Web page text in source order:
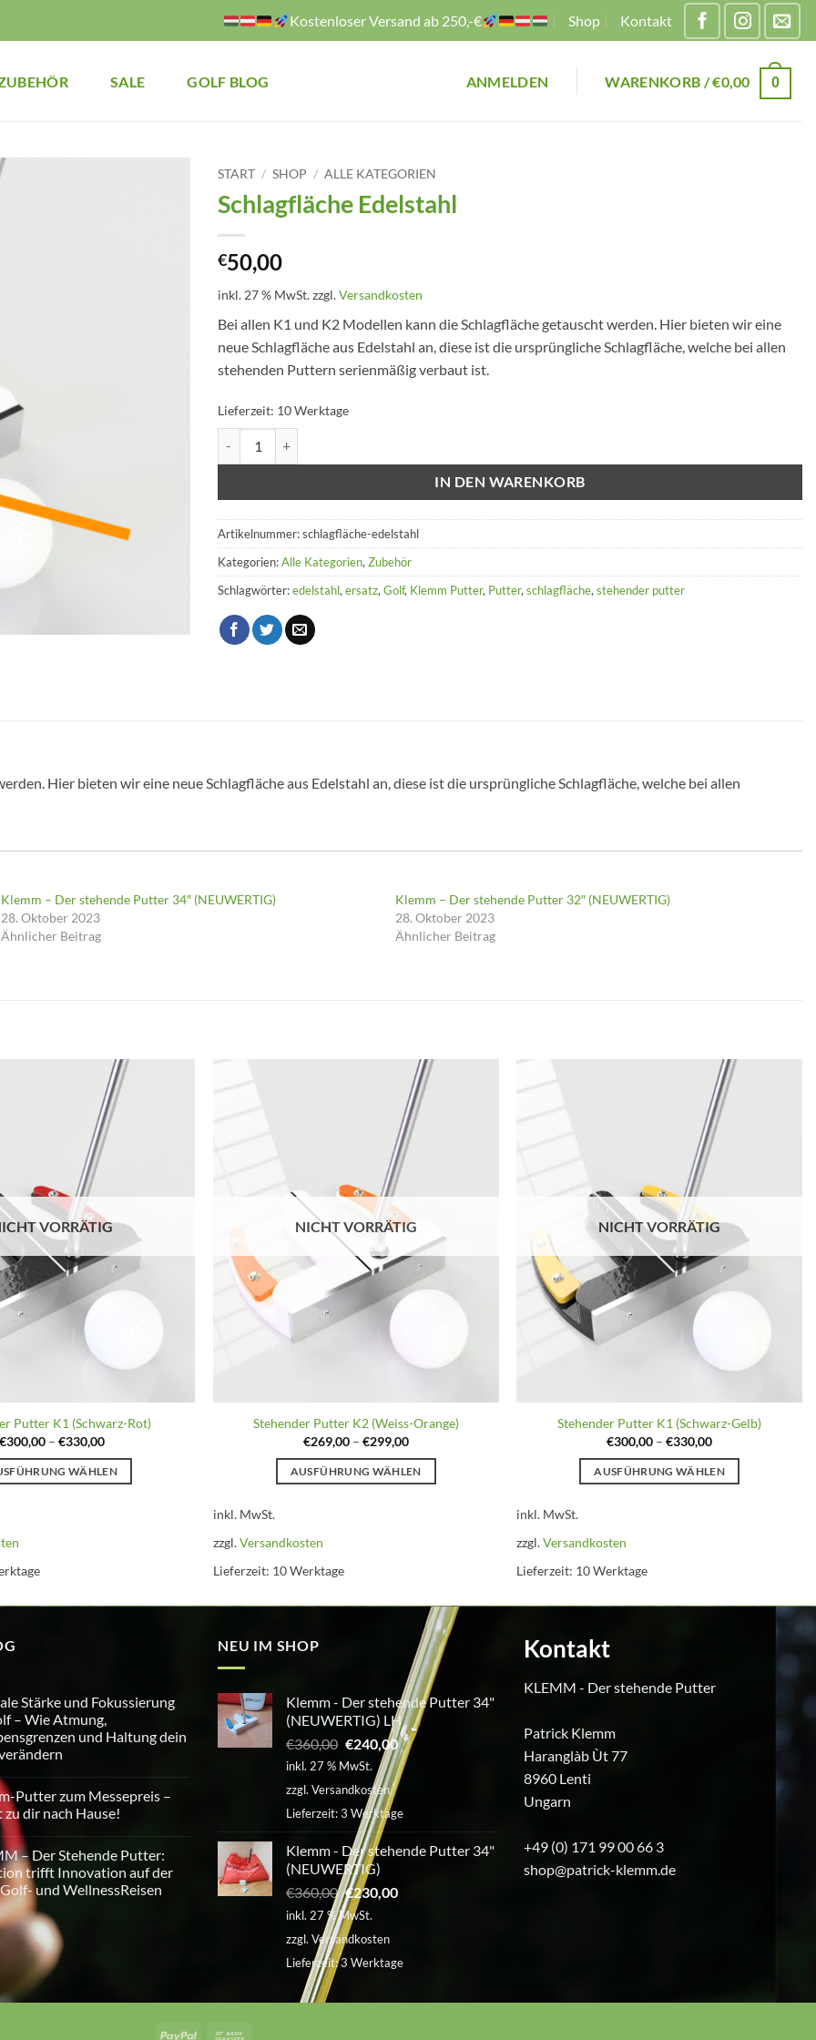
Kostenloser Versand ab 250,-€ Shop Kontakt
SALE GOLF BLOG ANMELDEN WARENKORB /€0,00 0
START / SHOP / ALLE KATEGORIEN
Schlagfläche Edelstahl
€50,00
inkl. 27 % MwSt.zzgl.Versandkosten
Bei allen K1 und K2 Modellen kann die Schlagfläche getauscht werden. Hier bieten wir eine
neue Schlagfläche aus Edelstahl an, diese ist die ursprüngliche Schlagfläche, welche bei allen
stehenden Puttern serienmäßig verbaut ist.
Lieferzeit: 10 Werktage
IN DEN WARENKORB
Artikelnummer:schlagfläche-edelstahl
Kategorien:Alle Kategorien, Zubehör
Schlagwörter:edelstahl, ersatz, Golf, Klemm Putter, Putter, schlagfläche, stehender putter
Hier bieten wir eine neue Schlagfläche aus Edelstahl an, diese ist die ursprüngliche Schlagfläche, welche bei allen
Klemm – Der stehende Putter 34″ (NEUWERTIG)
28. Oktober 2023
Ähnlicher Beitrag
Klemm – Der stehende Putter 32″ (NEUWERTIG)
28. Oktober 2023
Ähnlicher Beitrag
VORRÄTIG
Putter K1 (Schwarz-Rot)
€300,00 –€330,00
WÄHLEN
der
Produktseite
gewählt
NICHT VORRÄTIG
Stehender Putter K2 (Weiss-Orange)
€269,00– €299,00
AUSFÜHRUNG WÄHLEN
der
Produktseite
gewählt
werden
inkl. MwSt.
zzgl.Versandkosten
Lieferzeit: 10 Werktage
NICHT VORRÄTIG
Stehender Putter K1 (Schwarz-Gelb)
€300,00 –€330,00
AUSFÜHRUNG WÄHLEN
auf
inkl. MwSt.
zzgl.Versandkosten
Lieferzeit: 10 Werktage
Stärke und Fokussierung
– Wie Atmung,
und Haltung dein
Putter zum Messepreis –
dir nach Hause!
– Der Stehende Putter:
trifft Innovation auf der
und WellnessReisen
NEU IM SHOP
Klemm - Der stehende Putter 34"
(NEUWERTIG) LH
€360,00 Ursprünglicher
Preis
€360,00
€240,00Aktueller
Preis
ist:
inkl. 27 % MwSt.
zzgl. Versandkosten
Lieferzeit:3 Werktage
Klemm - Der stehende Putter 34"
(NEUWERTIG)
€360,00 Ursprünglicher
Preis
war:
€360,00
€230,00Aktueller
inkl. 27 % MwSt.
zzgl. Versandkosten
Lieferzeit:3 Werktage
Kontakt
KLEMM - Der stehende Putter
Patrick Klemm
Haranglàb Ùt 77
8960 Lenti
Ungarn
+49 (0) 171 99 00 66 3
shop@patrick-klemm.de
PayPal